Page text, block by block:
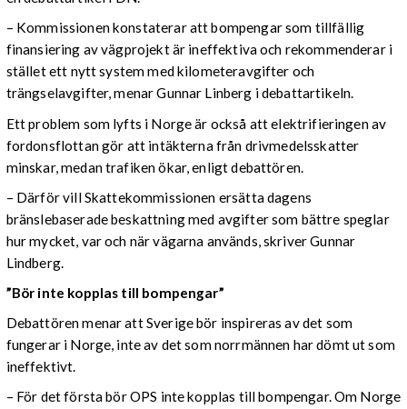
– Kommissionen konstaterar att bompengar som tillfällig
finansiering av vägprojekt är ineffektiva och rekommenderar i
stället ett nytt system med kilometeravgifter och
trängselavgifter, menar Gunnar Linberg i debattartikeln.
Ett problem som lyfts i Norge är också att elektrifieringen av
fordonsflottan gör att intäkterna från drivmedelsskatter
minskar, medan trafiken ökar, enligt debattören.
– Därför vill Skattekommissionen ersätta dagens
bränslebaserade beskattning med avgifter som bättre speglar
hur mycket, var och när vägarna används, skriver Gunnar
Lindberg.
”Bör inte kopplas till bompengar”
Debattören menar att Sverige bör inspireras av det som
fungerar i Norge, inte av det som norrmännen har dömt ut som
ineffektivt.
– För det första bör OPS inte kopplas till bompengar. Om Norge